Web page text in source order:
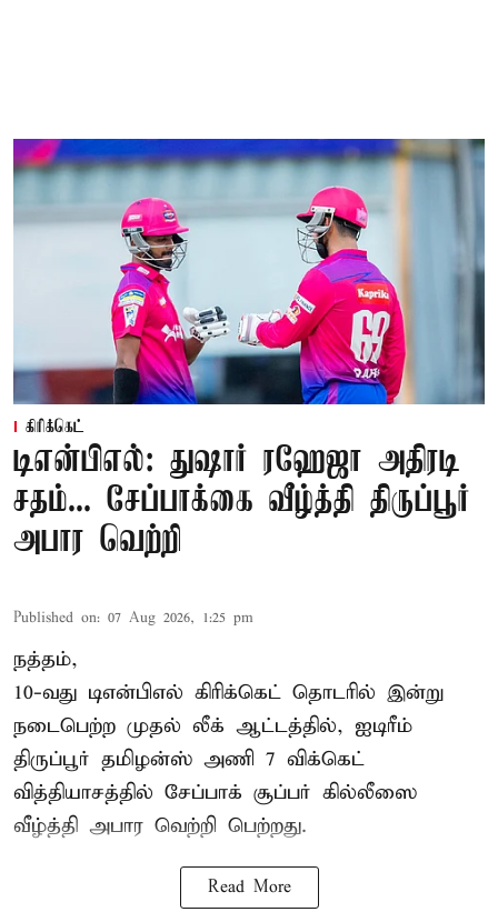
கிரிக்கெட்
டிஎன்பிஎல்: துஷார் ரஹேஜா அதிரடி
சதம்... சேப்பாக்கை வீழ்த்தி திருப்பூர்
அபார வெற்றி
Published on: 07 Aug 2026, 1:25 pm
நத்தம்,
10-வது டிஎன்பிஎல் கிரிக்கெட் தொடரில் இன்று
நடைபெற்ற முதல் லீக் ஆட்டத்தில், ஐடிரீம்
திருப்பூர் தமிழன்ஸ் அணி 7 விக்கெட்
வித்தியாசத்தில் சேப்பாக் சூப்பர் கில்லீஸை
வீழ்த்தி அபார வெற்றி பெற்றது.
Read More